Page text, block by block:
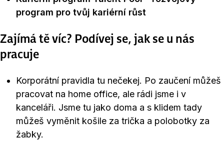
program pro tvůj kariérní růst
Zajímá tě víc? Podívej se, jak se u nás
pracuje
Korporátní pravidla tu nečekej. Po zaučení můžeš
pracovat na home office, ale rádi jsme i v
kanceláři. Jsme tu jako doma a s klidem tady
můžeš vyměnit košile za trička a polobotky za
žabky.